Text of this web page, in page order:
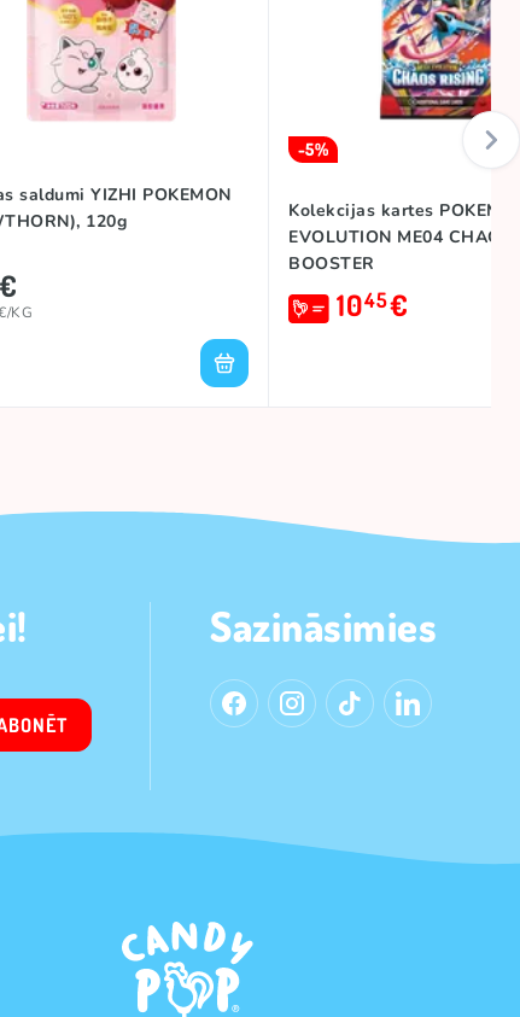
saldumi YIZHI POKEMON
120g
€
KG
-5%
Kolekcijas kartes
EVOLUTION ME04 CHAOS
BOOSTER
1045€
Sazināsimies